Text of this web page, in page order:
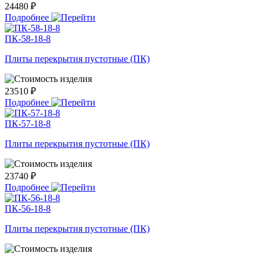
24480 ₽
Подробнее
ПК-58-18-8
Плиты перекрытия пустотные (ПК)
23510 ₽
Подробнее
ПК-57-18-8
Плиты перекрытия пустотные (ПК)
23740 ₽
Подробнее
ПК-56-18-8
Плиты перекрытия пустотные (ПК)